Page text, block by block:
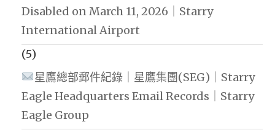
Disabled on March 11, 2026｜Starry
International Airport
(5)
星鷹總部郵件紀錄｜星鷹集團(SEG)｜Starry
Eagle Headquarters Email Records｜Starry
Eagle Group